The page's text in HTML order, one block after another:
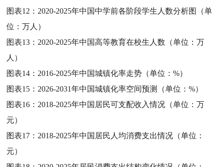
图表12： 2020-2025年中国中学前各阶段学生人数分析图（单
位：万人）
图表13： 2020-2025年中国高等教育在校生人数（单位：万
人）
图表14： 2016-2025年中国城镇化率走势（单位：%）
图表15： 2026-2031年中国城镇化率空间预测（单位：%）
图表16： 2018-2025年中国居民可支配收入情况（单位：万
元）
图表17： 2018-2025年中国居民人均消费支出情况（单位：
元）